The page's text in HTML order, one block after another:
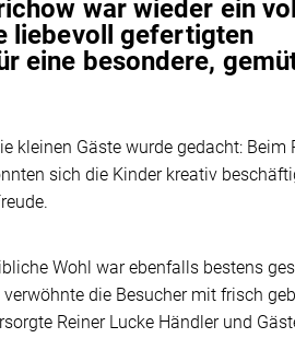
war wieder ein
liebevoll gefertigten
eine besondere,
kleinen Gäste wurde gedacht: Beim
sich die Kinder kreativ
Wohl war ebenfalls bestens
die Besucher mit frisch
Reiner Lucke Händler und